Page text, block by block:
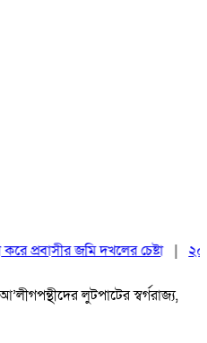
প্রবাসীর জমি দখলের চেষ্টা| ২০
লুটপাটের স্বর্গরাজ্য,